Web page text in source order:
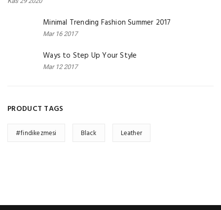
Minimal Trending Fashion Summer 2017
Mar 16 2017
Ways to Step Up Your Style
Mar 12 2017
PRODUCT TAGS
#findikezmesi Black Leather